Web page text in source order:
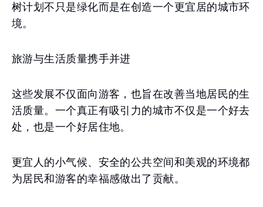
树计划不只是绿化而是在创造一个更宜居的城市环
境。
旅游与生活质量携手并进
这些发展不仅面向游客，也旨在改善当地居民的生
活质量。一个真正有吸引力的城市不仅是一个好去
处，也是一个好居住地。
更宜人的小气候、安全的公共空间和美观的环境都
为居民和游客的幸福感做出了贡献。